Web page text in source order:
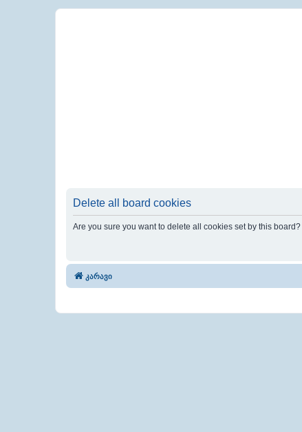
Delete all board cookies
Are you sure you want to delete all cookies set by this board?
კარავი